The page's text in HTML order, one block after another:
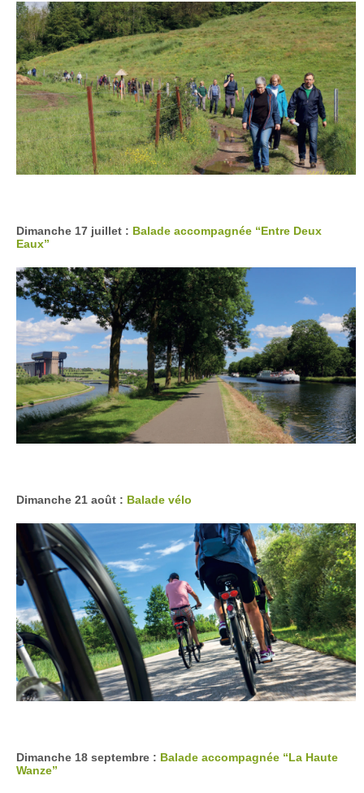
Dimanche 17 juillet : Balade accompagnée “Entre Deux
Eaux”
Dimanche 21 août : Balade vélo
Dimanche 18 septembre : Balade accompagnée “La Haute
Wanze”